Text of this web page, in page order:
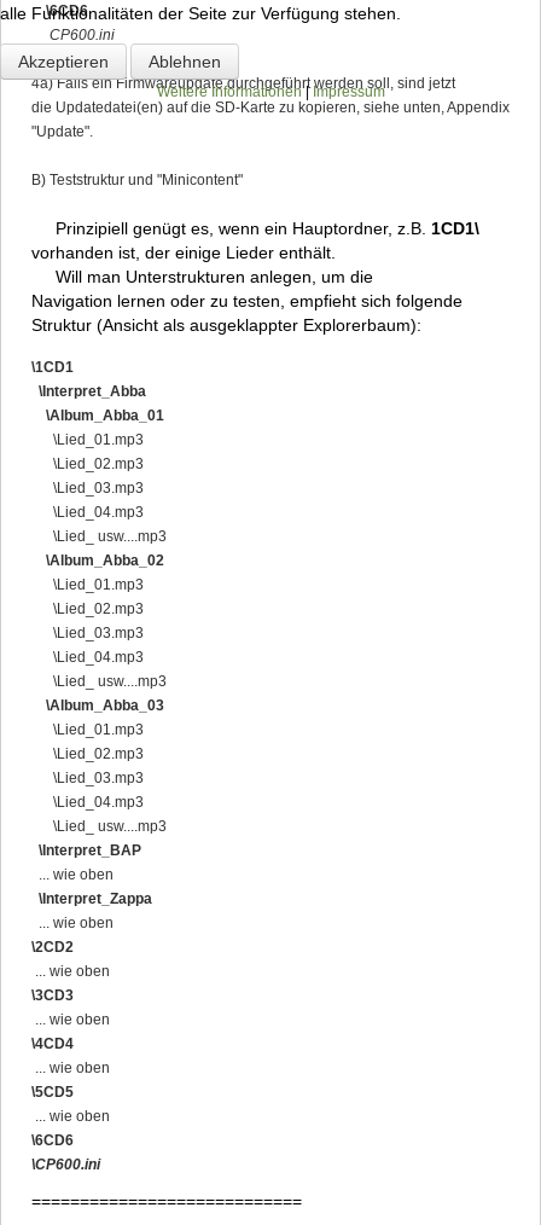
\6CD6
CP600.ini
4a) Falls ein Firmwareupdate durchgeführt werden soll, sind jetzt
die Updatedatei(en) auf die SD-Karte zu kopieren, siehe unten, Appendix
"Update".
B) Teststruktur und "Minicontent"
Prinzipiell genügt es, wenn ein Hauptordner, z.B. 1CD1\
vorhanden ist, der einige Lieder enthält.
Will man Unterstrukturen anlegen, um die
Navigation lernen oder zu testen, empfieht sich folgende
Struktur (Ansicht als ausgeklappter Explorerbaum):
\1CD1
\Interpret_Abba
\Album_Abba_01
\Lied_01.mp3
\Lied_02.mp3
\Lied_03.mp3
\Lied_04.mp3
\Lied_ usw....mp3
\Album_Abba_02
\Lied_01.mp3
\Lied_02.mp3
\Lied_03.mp3
\Lied_04.mp3
\Lied_ usw....mp3
\Album_Abba_03
\Lied_01.mp3
\Lied_02.mp3
\Lied_03.mp3
\Lied_04.mp3
\Lied_ usw....mp3
\Interpret_BAP
... wie oben
\Interpret_Zappa
... wie oben
\2CD2
... wie oben
\3CD3
... wie oben
\4CD4
... wie oben
\5CD5
... wie oben
\6CD6
\CP600.ini
============================
alle Funktionalitäten der Seite zur Verfügung stehen.
Akzeptieren Ablehnen
Weitere Informationen| Impressum